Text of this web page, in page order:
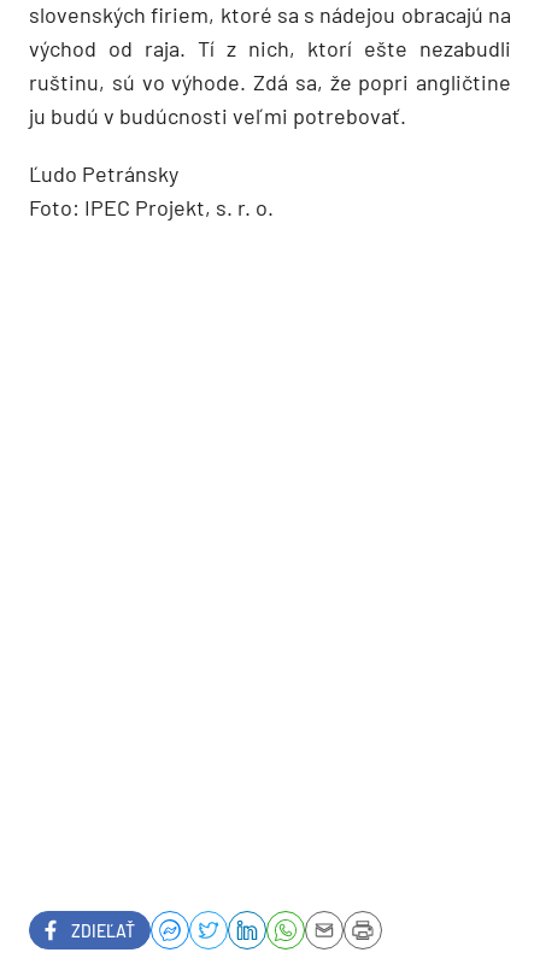
slovenských firiem, ktoré sa s nádejou obracajú na
východ od raja. Tí z nich, ktorí ešte nezabudli
ruštinu, sú vo výhode. Zdá sa, že popri angličtine
ju budú v budúcnosti veľmi potrebovať.
Ľudo Petránsky
Foto: IPEC Projekt, s. r. o.
ZDIEĽAŤ